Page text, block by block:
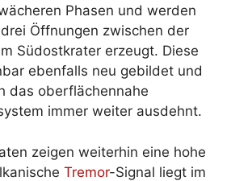
Phasen und werden
Öffnungen zwischen der
Südostkrater erzeugt. Diese
ebenfalls neu gebildet und
das oberflächennahe
immer weiter ausdehnt.
zeigen weiterhin eine hohe
Tremor-Signal liegt im